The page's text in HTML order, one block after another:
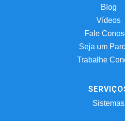
Blog
Vídeos
Fale
Seja um
Trabalhe
Sistemas